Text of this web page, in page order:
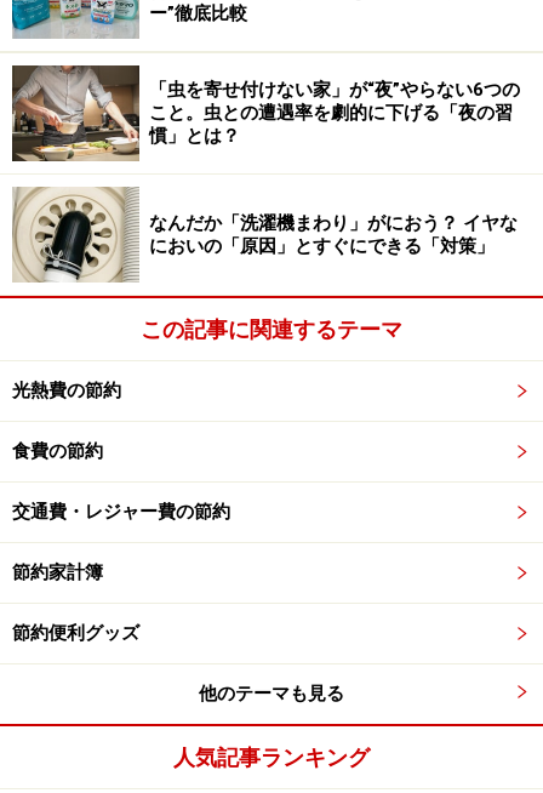
ー”徹底比較
「虫を寄せ付けない家」が“夜”やらない6つの
こと。虫との遭遇率を劇的に下げる「夜の習
慣」とは？
なんだか「洗濯機まわり」がにおう？ イヤな
においの「原因」とすぐにできる「対策」
この記事に関連するテーマ
光熱費の節約
食費の節約
交通費・レジャー費の節約
節約家計簿
節約便利グッズ
他のテーマも見る
人気記事ランキング